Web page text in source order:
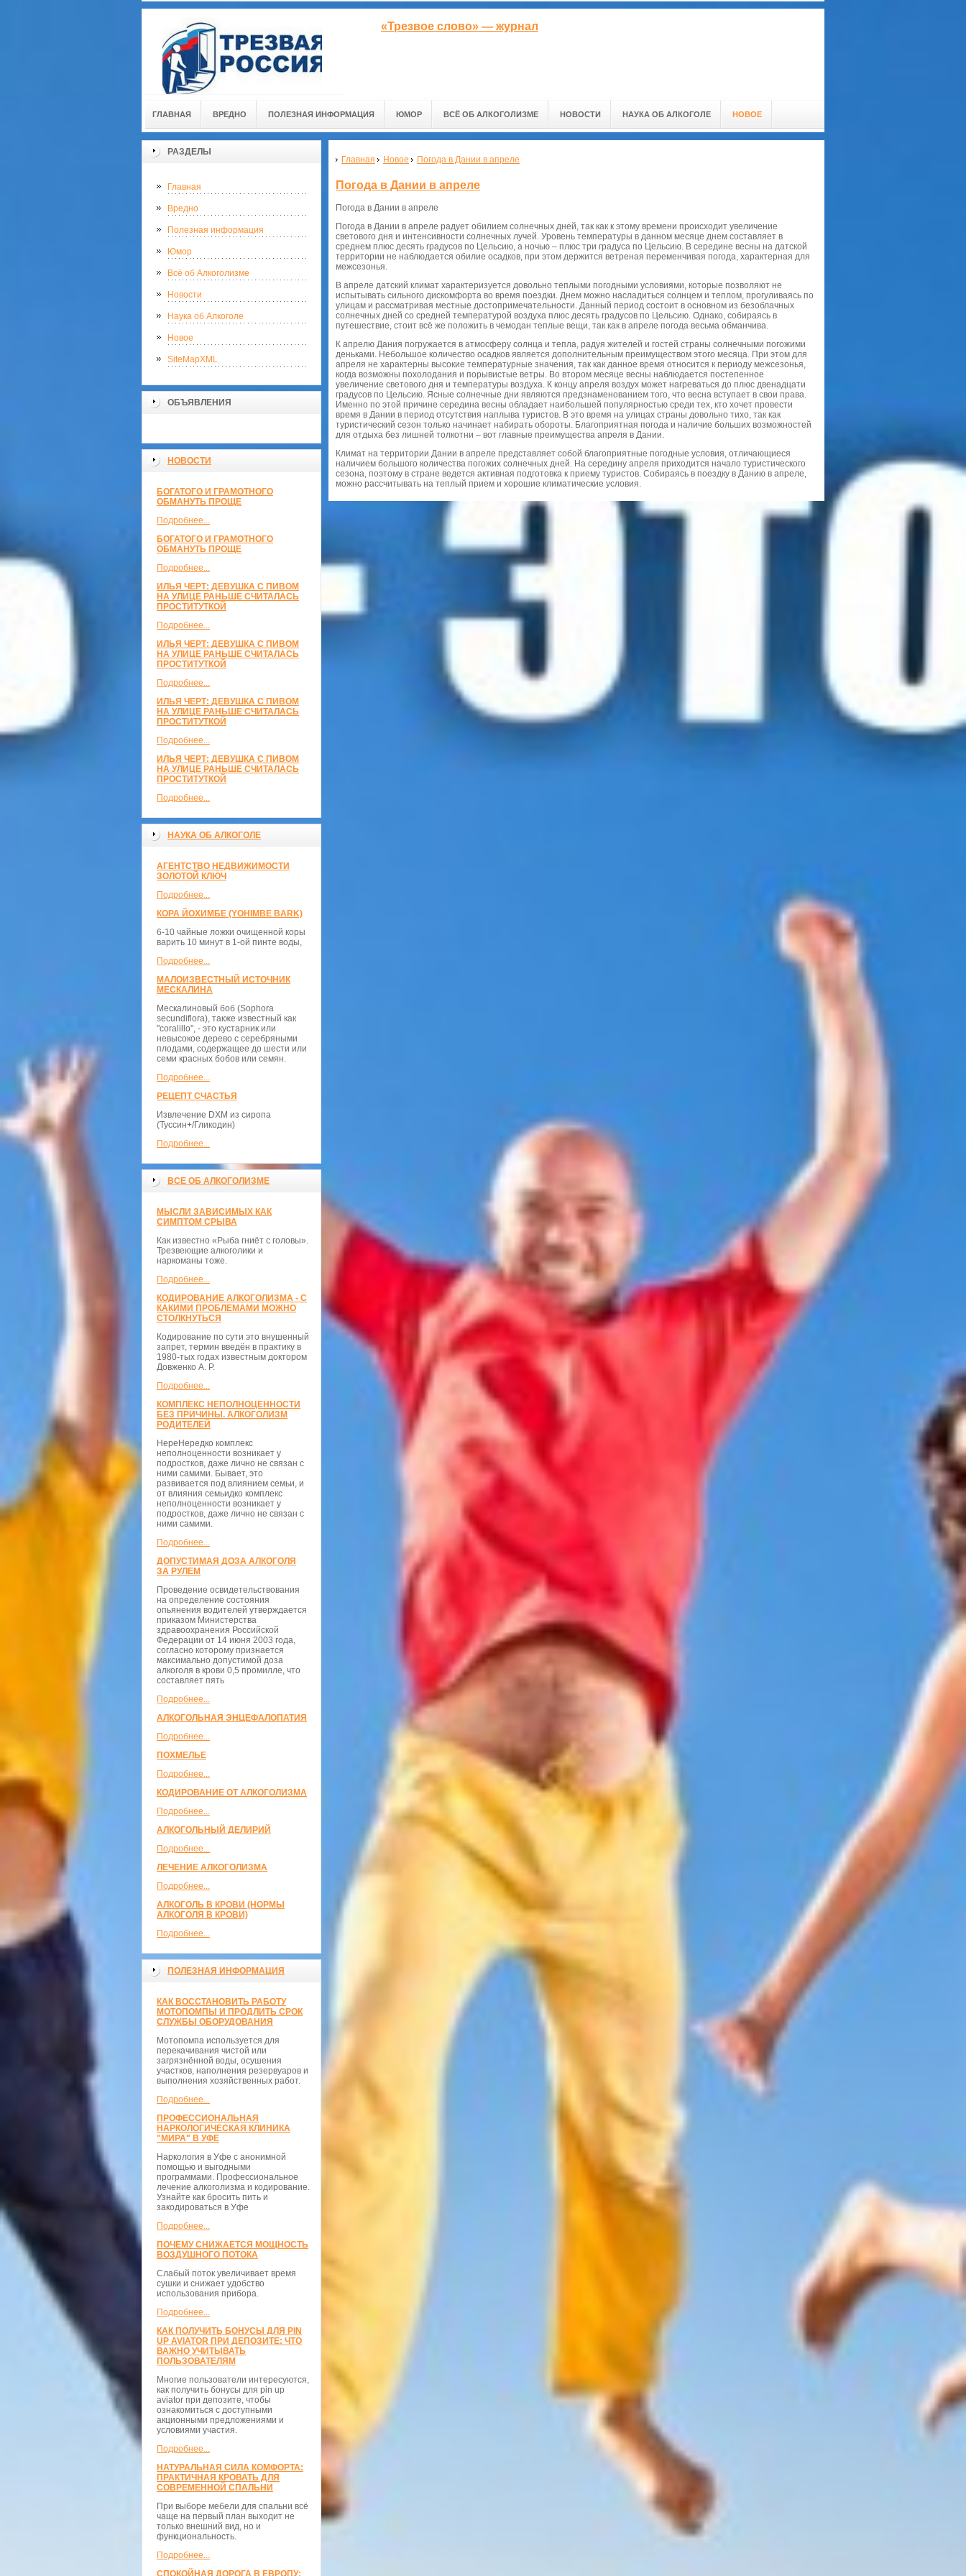
«Трезвое слово» — журнал
ГЛАВНАЯ ВРЕДНО ПОЛЕЗНАЯ ИНФОРМАЦИЯ ЮМОР ВСЁ ОБ АЛКОГОЛИЗМЕ НОВОСТИ НАУКА ОБ АЛКОГОЛЕ НОВОЕ
РАЗДЕЛЫ
Главная
Вредно
Полезная информация
Юмор
Всё об Алкоголизме
Новости
Наука об Алкоголе
Новое
SiteMapXML
ОБЪЯВЛЕНИЯ
НОВОСТИ
БОГАТОГО И ГРАМОТНОГО
ОБМАНУТЬ ПРОЩЕ
Подробнее...
БОГАТОГО И ГРАМОТНОГО
ОБМАНУТЬ ПРОЩЕ
Подробнее...
ИЛЬЯ ЧЕРТ: ДЕВУШКА С ПИВОМ
НА УЛИЦЕ РАНЬШЕ СЧИТАЛАСЬ
ПРОСТИТУТКОЙ
Подробнее...
ИЛЬЯ ЧЕРТ: ДЕВУШКА С ПИВОМ
НА УЛИЦЕ РАНЬШЕ СЧИТАЛАСЬ
ПРОСТИТУТКОЙ
Подробнее...
ИЛЬЯ ЧЕРТ: ДЕВУШКА С ПИВОМ
НА УЛИЦЕ РАНЬШЕ СЧИТАЛАСЬ
ПРОСТИТУТКОЙ
Подробнее...
ИЛЬЯ ЧЕРТ: ДЕВУШКА С ПИВОМ
НА УЛИЦЕ РАНЬШЕ СЧИТАЛАСЬ
ПРОСТИТУТКОЙ
Подробнее...
НАУКА ОБ АЛКОГОЛЕ
АГЕНТСТВО НЕДВИЖИМОСТИ
ЗОЛОТОЙ КЛЮЧ
Подробнее...
КОРА ЙОХИМБЕ (YOHIMBE BARK)
6-10 чайные ложки очищенной коры
варить 10 минут в 1-ой пинте воды,
Подробнее...
МАЛОИЗВЕСТНЫЙ ИСТОЧНИК
МЕСКАЛИНА
Мескалиновый боб (Sophora
secundiflora), также известный как
"coralillo", - это кустарник или
невысокое дерево с серебряными
плодами, содержащее до шести или
семи красных бобов или семян.
Подробнее...
РЕЦЕПТ СЧАСТЬЯ
Извлечение DXM из сиропа
(Туссин+/Гликодин)
Подробнее...
ВСЕ ОБ АЛКОГОЛИЗМЕ
МЫСЛИ ЗАВИСИМЫХ КАК
СИМПТОМ СРЫВА
Как известно «Рыба гниёт с головы».
Трезвеющие алкоголики и
наркоманы тоже.
Подробнее...
КОДИРОВАНИЕ АЛКОГОЛИЗМА - С
КАКИМИ ПРОБЛЕМАМИ МОЖНО
СТОЛКНУТЬСЯ
Кодирование по сути это внушенный
запрет, термин введён в практику в
1980-тых годах известным доктором
Довженко А. Р.
Подробнее...
КОМПЛЕКС НЕПОЛНОЦЕННОСТИ
БЕЗ ПРИЧИНЫ. АЛКОГОЛИЗМ
РОДИТЕЛЕЙ
НереНередко комплекс
неполноценности возникает у
подростков, даже лично не связан с
ними самими. Бывает, это
развивается под влиянием семьи, и
от влияния семьидко комплекс
неполноценности возникает у
подростков, даже лично не связан с
ними самими.
Подробнее...
ДОПУСТИМАЯ ДОЗА АЛКОГОЛЯ
ЗА РУЛЕМ
Проведение освидетельствования
на определение состояния
опьянения водителей утверждается
приказом Министерства
здравоохранения Российской
Федерации от 14 июня 2003 года,
согласно которому признается
максимально допустимой доза
алкоголя в крови 0,5 промилле, что
составляет пять
Подробнее...
АЛКОГОЛЬНАЯ ЭНЦЕФАЛОПАТИЯ
Подробнее...
ПОХМЕЛЬЕ
Подробнее...
КОДИРОВАНИЕ ОТ АЛКОГОЛИЗМА
Подробнее...
АЛКОГОЛЬНЫЙ ДЕЛИРИЙ
Подробнее...
ЛЕЧЕНИЕ АЛКОГОЛИЗМА
Подробнее...
АЛКОГОЛЬ В КРОВИ (НОРМЫ
АЛКОГОЛЯ В КРОВИ)
Подробнее...
ПОЛЕЗНАЯ ИНФОРМАЦИЯ
КАК ВОССТАНОВИТЬ РАБОТУ
МОТОПОМПЫ И ПРОДЛИТЬ СРОК
СЛУЖБЫ ОБОРУДОВАНИЯ
Мотопомпа используется для
перекачивания чистой или
загрязнённой воды, осушения
участков, наполнения резервуаров и
выполнения хозяйственных работ.
Подробнее...
ПРОФЕССИОНАЛЬНАЯ
НАРКОЛОГИЧЕСКАЯ КЛИНИКА
"МИРА" В УФЕ
Наркология в Уфе с анонимной
помощью и выгодными
программами. Профессиональное
лечение алкоголизма и кодирование.
Узнайте как бросить пить и
закодироваться в Уфе
Подробнее...
ПОЧЕМУ СНИЖАЕТСЯ МОЩНОСТЬ
ВОЗДУШНОГО ПОТОКА
Слабый поток увеличивает время
сушки и снижает удобство
использования прибора.
Подробнее...
КАК ПОЛУЧИТЬ БОНУСЫ ДЛЯ PIN
UP AVIATOR ПРИ ДЕПОЗИТЕ: ЧТО
ВАЖНО УЧИТЫВАТЬ
ПОЛЬЗОВАТЕЛЯМ
Многие пользователи интересуются,
как получить бонусы для pin up
aviator при депозите, чтобы
ознакомиться с доступными
акционными предложениями и
условиями участия.
Подробнее...
НАТУРАЛЬНАЯ СИЛА КОМФОРТА:
ПРАКТИЧНАЯ КРОВАТЬ ДЛЯ
СОВРЕМЕННОЙ СПАЛЬНИ
При выборе мебели для спальни всё
чаще на первый план выходит не
только внешний вид, но и
функциональность.
Подробнее...
СПОКОЙНАЯ ДОРОГА В ЕВРОПУ:
Главная Новое Погода в Дании в апреле
Погода в Дании в апреле
Погода в Дании в апреле
Погода в Дании в апреле радует обилием солнечных дней, так как к этому времени происходит увеличение
светового дня и интенсивности солнечных лучей. Уровень температуры в данном месяце днем составляет в
среднем плюс десять градусов по Цельсию, а ночью – плюс три градуса по Цельсию. В середине весны на датской
территории не наблюдается обилие осадков, при этом держится ветреная переменчивая погода, характерная для
межсезонья.
В апреле датский климат характеризуется довольно теплыми погодными условиями, которые позволяют не
испытывать сильного дискомфорта во время поездки. Днем можно насладиться солнцем и теплом, прогуливаясь по
улицам и рассматривая местные достопримечательности. Данный период состоит в основном из безоблачных
солнечных дней со средней температурой воздуха плюс десять градусов по Цельсию. Однако, собираясь в
путешествие, стоит всё же положить в чемодан теплые вещи, так как в апреле погода весьма обманчива.
К апрелю Дания погружается в атмосферу солнца и тепла, радуя жителей и гостей страны солнечными погожими
деньками. Небольшое количество осадков является дополнительным преимуществом этого месяца. При этом для
апреля не характерны высокие температурные значения, так как данное время относится к периоду межсезонья,
когда возможны похолодания и порывистые ветры. Во втором месяце весны наблюдается постепенное
увеличение светового дня и температуры воздуха. К концу апреля воздух может нагреваться до плюс двенадцати
градусов по Цельсию. Ясные солнечные дни являются предзнаменованием того, что весна вступает в свои права.
Именно по этой причине середина весны обладает наибольшей популярностью среди тех, кто хочет провести
время в Дании в период отсутствия наплыва туристов. В это время на улицах страны довольно тихо, так как
туристический сезон только начинает набирать обороты. Благоприятная погода и наличие больших возможностей
для отдыха без лишней толкотни – вот главные преимущества апреля в Дании.
Климат на территории Дании в апреле представляет собой благоприятные погодные условия, отличающиеся
наличием большого количества погожих солнечных дней. На середину апреля приходится начало туристического
сезона, поэтому в стране ведется активная подготовка к приему туристов. Собираясь в поездку в Данию в апреле,
можно рассчитывать на теплый прием и хорошие климатические условия.